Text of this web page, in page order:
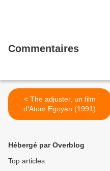
Commentaires
< The adjuster, un film
d'Atom Egoyan (1991)
Hébergé par Overblog
Top articles